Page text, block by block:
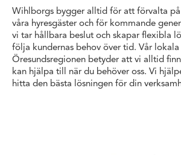
Wihlborgs bygger alltid för att förvalta
våra hyresgäster och för kommande
vi tar hållbara beslut och skapar flexibla
följa kundernas behov över tid. Vår lokala
Öresundsregionen betyder att vi alltid
kan hjälpa till när du behöver oss. Vi
hitta den bästa lösningen för din